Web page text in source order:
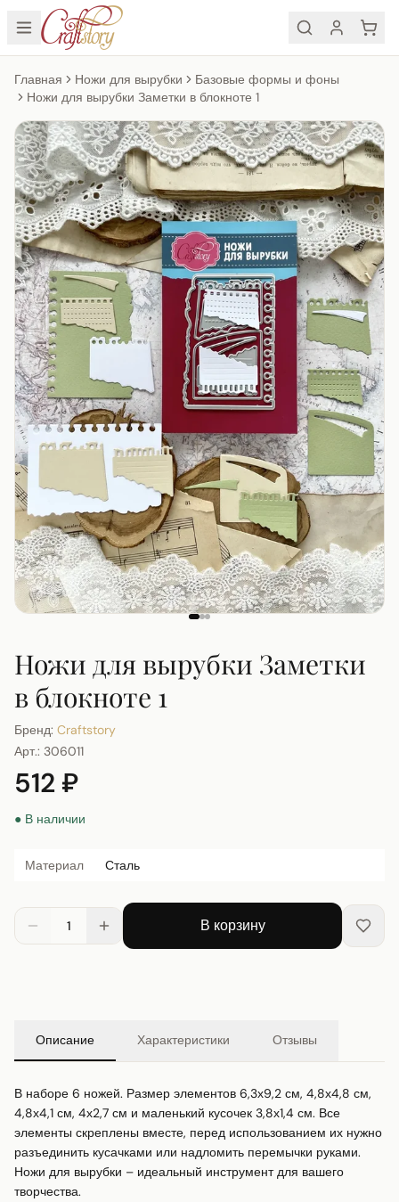
Главная Ножи для вырубки
Базовые формы и фоны
Ножи для вырубки Заметки в блокноте 1
Ножи для вырубки Заметки
в блокноте 1
Бренд: Craftstory
Арт.: 306011
512 ₽
● В наличии
Материал Сталь
1 В корзину
Описание Характеристики Отзывы
В наборе 6 ножей. Размер элементов 6,3х9,2 см, 4,8х4,8 см,
4,8х4,1 см, 4х2,7 см и маленький кусочек 3,8х1,4 см. Все
элементы скреплены вместе, перед использованием их нужно
разъединить кусачками или надломить перемычки руками.
Ножи для вырубки – идеальный инструмент для вашего
творчества.